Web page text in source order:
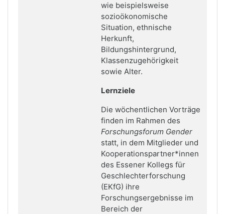
wie beispielsweise
sozioökonomische
Situation, ethnische
Herkunft,
Bildungshintergrund,
Klassenzugehörigkeit
sowie Alter.
Lernziele
Die wöchentlichen Vorträge
finden im Rahmen des
Forschungsforum Gender
statt, in dem Mitglieder und
Kooperationspartner*innen
des Essener Kollegs für
Geschlechterforschung
(EKfG) ihre
Forschungsergebnisse im
Bereich der